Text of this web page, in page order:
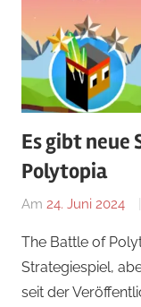
Es gibt neue
Polytopia
Am 24. Juni 2024
The Battle of
Strategiespiel,
seit der